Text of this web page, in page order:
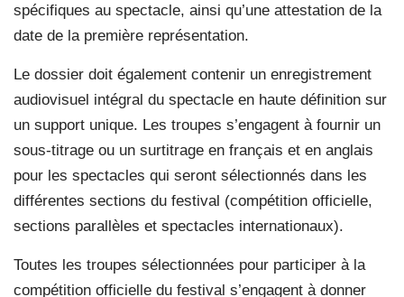
spécifiques au spectacle, ainsi qu’une attestation de la
date de la première représentation.
Le dossier doit également contenir un enregistrement
audiovisuel intégral du spectacle en haute définition sur
un support unique. Les troupes s’engagent à fournir un
sous-titrage ou un surtitrage en français et en anglais
pour les spectacles qui seront sélectionnés dans les
différentes sections du festival (compétition officielle,
sections parallèles et spectacles internationaux).
Toutes les troupes sélectionnées pour participer à la
compétition officielle du festival s’engagent à donner